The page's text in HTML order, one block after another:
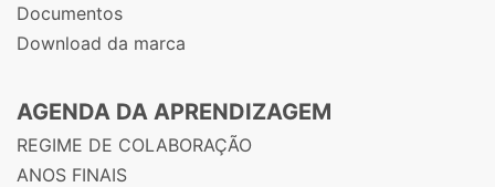
Documentos
Download da marca
AGENDA DA APRENDIZAGEM
REGIME DE COLABORAÇÃO
ANOS FINAIS